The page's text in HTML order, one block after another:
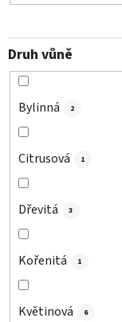
Druh vůně
Bylinná 2
Citrusová 1
Dřevitá 3
Kořenitá 1
Květinová 6